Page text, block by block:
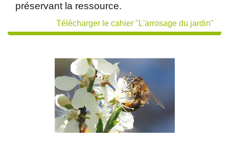
préservant la ressource.
Télécharger le cahier "L'arrosage du jardin"